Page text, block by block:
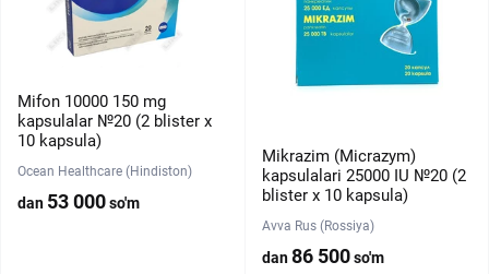
Mifon 10000 150 mg
kapsulalar №20 (2 blister х
10 kapsula)
Ocean Healthcare (Hindiston)
dan 53 000so'm
Mikrazim (Micrazym)
kapsulalari 25000 IU №20 (2
blister х 10 kapsula)
Avva Rus (Rossiya)
dan86 500so'm